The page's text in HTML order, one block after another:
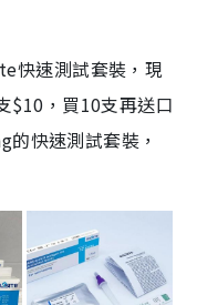
快速測試套裝，現
$10，買10支再送口
快速測試套裝，